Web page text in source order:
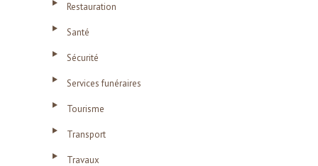
Restauration
Santé
Sécurité
Services funéraires
Tourisme
Transport
Travaux